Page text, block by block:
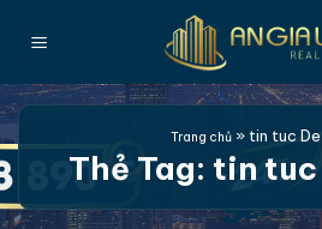
qua
dung
Trang chủ» tin tuc De
Thẻ Tag: tin tuc